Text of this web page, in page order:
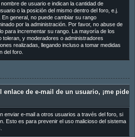
de usuario e indican la cantidad de
o la posición del mismo dentro del foro, e.j.
general, no puede cambiar su rango
por la administración. Por favor, no abuse de
para incrementar su rango. La mayoría de los
toleran, y moderadores o administradores
realizadas, llegando incluso a tomar medidas
del foro.
de e-mail de un usuario, ¡me pide
enviar e-mail a otros usuarios a través del foro, si
Esto es para prevenir el uso malicioso del sistema